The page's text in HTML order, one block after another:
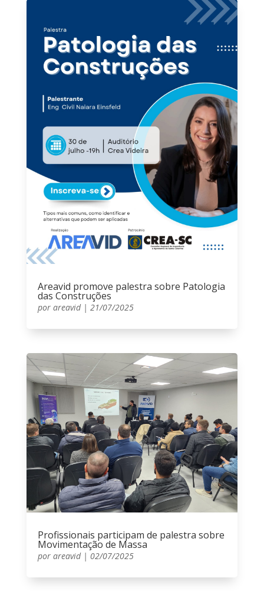
Areavid promove palestra sobre Patologia
das Construções
por areavid| 21/07/2025
Profissionais participam de palestra sobre
Movimentação de Massa
por areavid| 02/07/2025